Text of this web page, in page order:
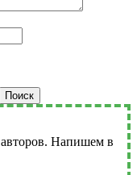
Поиск
Напишем в